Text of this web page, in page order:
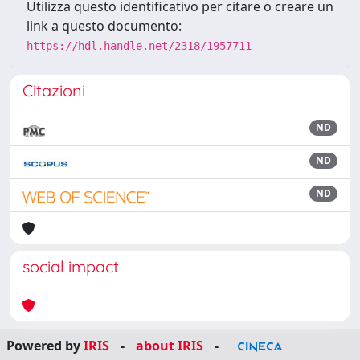
Utilizza questo identificativo per citare o creare un
link a questo documento:
https://hdl.handle.net/2318/1957711
Citazioni
ND
ND
ND
social impact
Powered byIRIS - about IRIS
-